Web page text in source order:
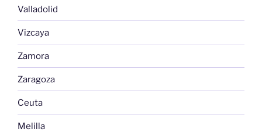
Valladolid
Vizcaya
Zamora
Zaragoza
Ceuta
Melilla